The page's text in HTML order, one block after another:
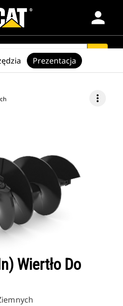
person
more_vert
Wiertło Do
Prezentacja